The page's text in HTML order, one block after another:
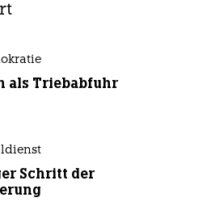
als Triebabfuhr
Schritt der